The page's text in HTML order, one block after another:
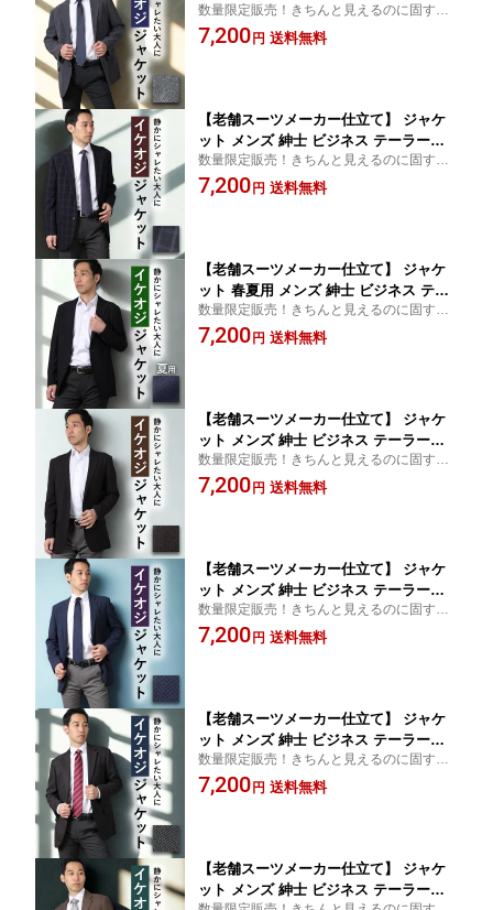
ジャケット ビジカジ 仕事 カジュアル
ジャケパン ストレッチ 羽織り 軽量 秋
数量限定販売！きちんと見えるのに固すぎ
ない、大人のジャケット
7,200円 送料無料
【老舗スーツメーカー仕立て】 ジャケ
ット メンズ 紳士 ビジネス テーラード
ジャケット ビジカジ 仕事 カジュアル
ジャケパン ストレッチ 羽織り 軽量 秋
数量限定販売！きちんと見えるのに固すぎ
ない、大人のジャケット
7,200円 送料無料
【老舗スーツメーカー仕立て】 ジャケ
ット 春夏用 メンズ 紳士 ビジネス テー
ラードジャケット ビジカジ 仕事 カジュ
アル ジャケパン ストレッチ 羽織り 軽
数量限定販売！きちんと見えるのに固すぎ
ない、大人のジャケット
7,200円 送料無料
【老舗スーツメーカー仕立て】 ジャケ
ット メンズ 紳士 ビジネス テーラード
ジャケット ビジカジ 仕事 カジュアル
ジャケパン ストレッチ 羽織り 軽量 秋
数量限定販売！きちんと見えるのに固すぎ
ない、大人のジャケット
7,200円 送料無料
【老舗スーツメーカー仕立て】 ジャケ
ット メンズ 紳士 ビジネス テーラード
ジャケット ビジカジ 仕事 カジュアル
ジャケパン ストレッチ 羽織り 軽量 秋
数量限定販売！きちんと見えるのに固すぎ
ない、大人のジャケット
7,200円 送料無料
【老舗スーツメーカー仕立て】 ジャケ
ット メンズ 紳士 ビジネス テーラード
ジャケット ビジカジ 仕事 カジュアル
ジャケパン ストレッチ 羽織り 秋冬 春
数量限定販売！きちんと見えるのに固すぎ
ない、大人のジャケット
7,200円 送料無料
【老舗スーツメーカー仕立て】 ジャケ
ット メンズ 紳士 ビジネス テーラード